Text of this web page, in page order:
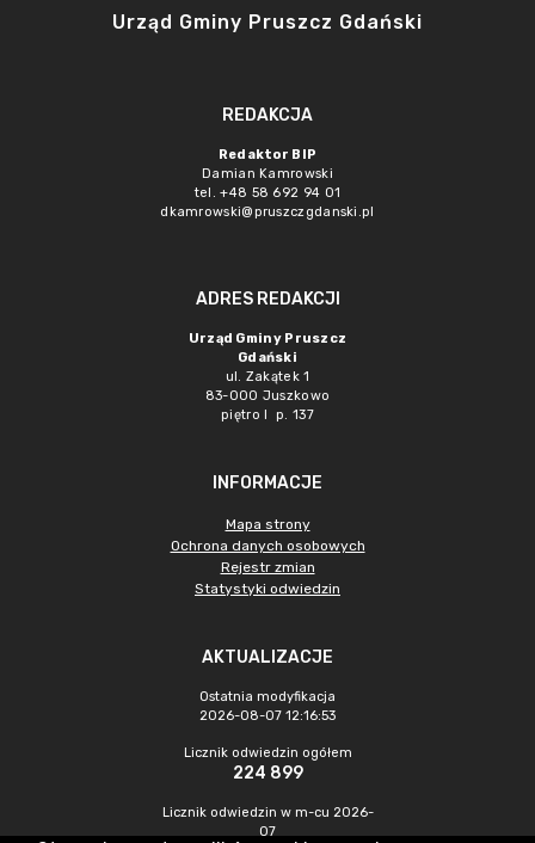
Urząd Gminy Pruszcz Gdański
REDAKCJA
Redaktor BIP
Damian Kamrowski
tel. +48 58 692 94 01
dkamrowski@pruszczgdanski.pl
ADRES REDAKCJI
Urząd Gminy Pruszcz
Gdański
ul. Zakątek 1
83-000 Juszkowo
piętro I p. 137
INFORMACJE
Mapa strony
Ochrona danych osobowych
Rejestr zmian
Statystyki odwiedzin
AKTUALIZACJE
Ostatnia modyfikacja
2026-08-07 12:16:53
Licznik odwiedzin ogółem
224 899
Licznik odwiedzin w m-cu 2026-
07